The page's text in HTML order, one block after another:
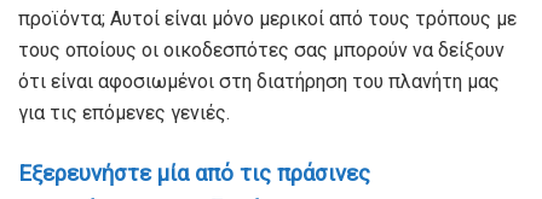
προϊόντα; Αυτοί είναι μόνο μερικοί από τους τρόπους με
τους οποίους οι οικοδεσπότες σας μπορούν να δείξουν
ότι είναι αφοσιωμένοι στη διατήρηση του πλανήτη μας
για τις επόμενες γενιές.
Εξερευνήστε μία από τις πράσινες